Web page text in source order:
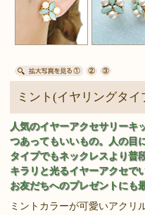
ミント(イヤリングタイ
人気のイヤーアクセサリーキ
つあってもいいもの。人の目
タイプでもネックレスより普
キラリと光るイヤーアクセで
お友だちへのプレゼントにも
ミントカラーが可愛いアクリ